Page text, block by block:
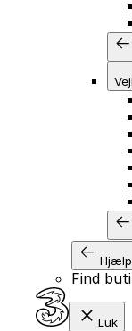
Hjælp
Find
Luk